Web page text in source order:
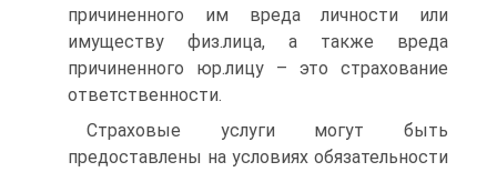
причиненного им вреда личности или
имуществу физ.лица, а также вреда
причиненного юр.лицу – это страхование
ответственности.
Страховые услуги могут быть
предоставлены на условиях обязательности